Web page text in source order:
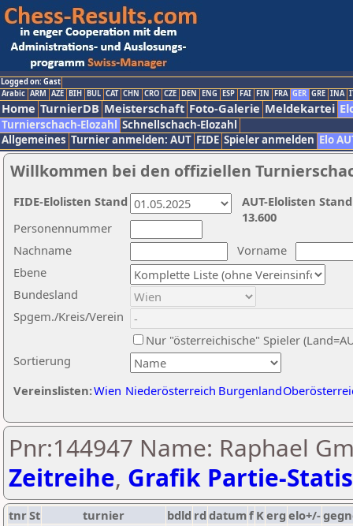
Logged on: Gast
Arabic ARM AZE BIH BUL CAT CHN CRO CZE DEN ENG ESP FAI FIN FRA GER GRE INA
Home TurnierDB Meisterschaft Foto-Galerie Meldekartei
Turnierschach-Elozahl Schnellschach-Elozahl
Allgemeines Turnier anmelden: AUT FIDE Spieler anmelden Elo
Willkommen bei den offiziellen
Nachname
Vorname
Ebene
Sortierung
Personennummer
Bundesland
Spgem./Kreis/Verein
Nur "österreichische" Spieler
Vereinslisten:Wien Niederösterreich Burgenland
AUT-Elolisten
13.600
FIDE-Elolisten Stand
Pnr:144947 Name: Raphael
Zeitreihe, Grafik Partie-
tnrSt turnier bdld rd datumf Kerg elo+/-